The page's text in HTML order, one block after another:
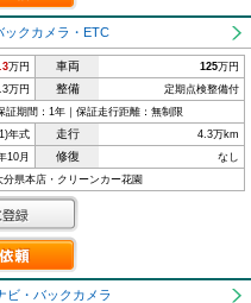
ックカメラ・ETC
万円 車両 125万円
万円 整備 定期点検整備付
証期間：1年｜保証走行距離：無制限
年式 走行 4.3万km
10月 修復 なし
分県本店・クリーンカー花園
ビ・バックカメラ